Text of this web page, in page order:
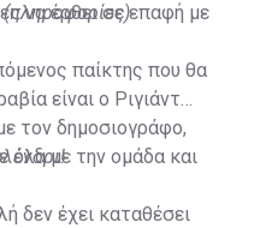
να έρθει σε επαφή με
(πληροφορίες)
παίκτης που θα
είναι ο Ριγιάντ
τον δημοσιογράφο,
όλα με την ομάδα και
δεν έχει καταθέσει